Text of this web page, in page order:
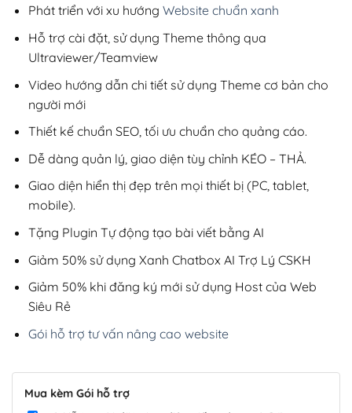
Phát triển với xu hướng Website chuẩn xanh
Hỗ trợ cài đặt, sử dụng Theme thông qua
Ultraviewer/Teamview
Video hướng dẫn chi tiết sử dụng Theme cơ bản cho
người mới
Thiết kế chuẩn SEO, tối ưu chuẩn cho quảng cáo.
Dễ dàng quản lý, giao diện tùy chỉnh KÉO – THẢ.
Giao diện hiển thị đẹp trên mọi thiết bị (PC, tablet,
mobile).
Tặng Plugin Tự động tạo bài viết bằng AI
Giảm 50% sử dụng Xanh Chatbox AI Trợ Lý CSKH
Giảm 50% khi đăng ký mới sử dụng Host của Web
Siêu Rẻ
Gói hỗ trợ tư vấn nâng cao website
Mua kèm Gói hỗ trợ